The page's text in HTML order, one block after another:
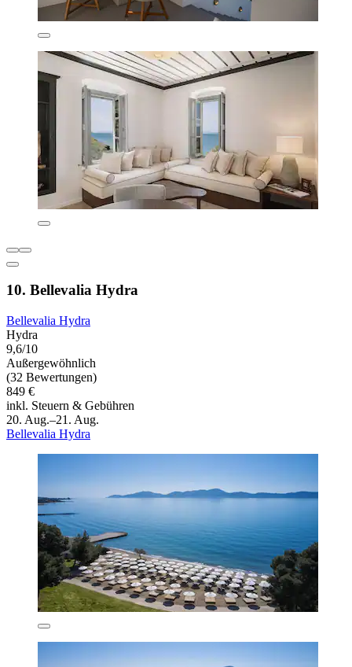
10. Bellevalia Hydra
Bellevalia Hydra
Hydra
9,6/10
Außergewöhnlich
(32 Bewertungen)
849 €
inkl. Steuern & Gebühren
20. Aug.–21. Aug.
Bellevalia Hydra